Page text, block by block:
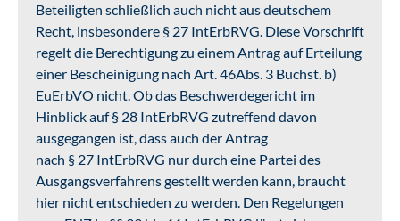
Beteiligten schließlich auch nicht aus deutschem
Recht, insbesondere § 27 IntErbRVG. Diese Vorschrift
regelt die Berechtigung zu einem Antrag auf Erteilung
einer Bescheinigung nach Art. 46Abs. 3 Buchst. b)
EuErbVO nicht. Ob das Beschwerdegericht im
Hinblick auf § 28 IntErbRVG zutreffend davon
ausgegangen ist, dass auch der Antrag
nach § 27 IntErbRVG nur durch eine Partei des
Ausgangsverfahrens gestellt werden kann, braucht
hier nicht entschieden zu werden. Den Regelungen